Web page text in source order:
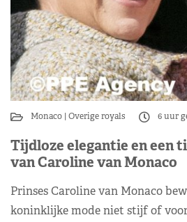
Monaco Overige royals 6 uur
Tijdloze elegantie en een
van Caroline van Monaco
Prinses Caroline van Monaco
koninklijke mode niet stijf of